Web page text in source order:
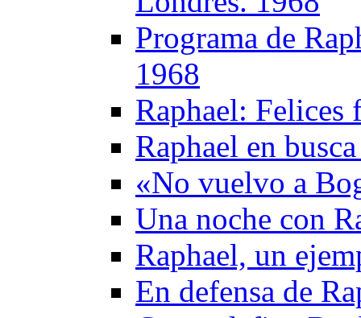
Programa de
1968
Raphael: Felices
Raphael en
«No vuelvo a
Una noche con
Raphael, un
En defensa de